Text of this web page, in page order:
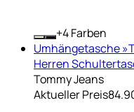
+ Farben
Umhängetasche
Herren
Tommy Jeans
Aktueller Preis